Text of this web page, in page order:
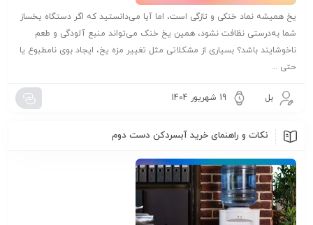
یخ همیشه نماد خنکی و تازگی است، اما آیا می‌دانستید که اگر دستگاه یخساز
شما به‌درستی نظافت نشود، همین یخ خنک می‌تواند منبع آلودگی و طعم
ناخوشایند باشد؟ بسیاری از مشکلاتی مثل تغییر مزه یخ، ایجاد بوی نامطبوع یا
حتی ...
بل 19 شهریور 1404
نکات و راهنمای خرید آبسردکن دست دوم